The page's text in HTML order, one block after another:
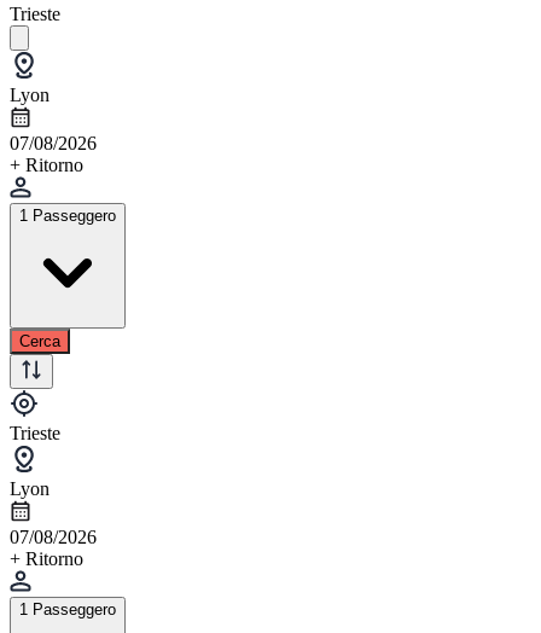
Trieste
Lyon
07/08/2026
+ Ritorno
1 Passeggero
Cerca
Trieste
Lyon
07/08/2026
+ Ritorno
1 Passeggero